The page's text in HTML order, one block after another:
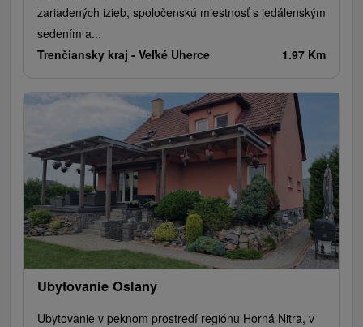
zariadených izieb, spoločenskú miestnosť s jedálenským
sedením a...
Trenčiansky kraj - Veľké Uherce 1.97 Km
Ubytovanie Oslany
Ubytovanie v peknom prostredí regiónu Horná Nitra, v